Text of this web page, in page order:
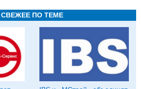
СВЕЖЕЕ ПО ТЕМЕ